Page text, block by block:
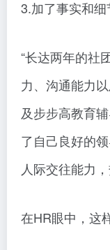
3.加了事实和细
“长达两年的社
力、沟通能力
及步步高教育
了自己良好的
人际交往能力
在HR眼中，这